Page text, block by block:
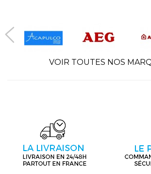
VOIR TOUTES NOS